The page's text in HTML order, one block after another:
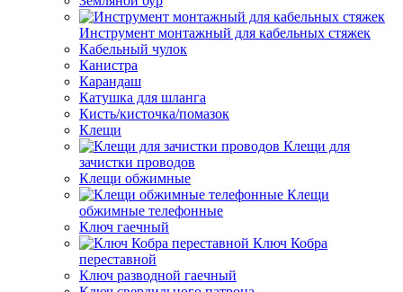
Инструмент монтажный для кабельных стяжек
Кабельный чулок
Канистра
Карандаш
Катушка для шланга
Кисть/кисточка/помазок
Клещи
Клещи для
зачистки проводов
Клещи обжимные
Клещи
обжимные телефонные
Ключ гаечный
Ключ Кобра
переставной
Ключ разводной гаечный